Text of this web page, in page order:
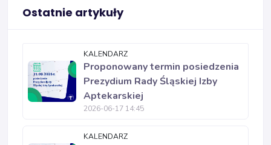
Ostatnie artykuły
KALENDARZ
Proponowany termin posiedzenia
Prezydium Rady Śląskiej Izby
Aptekarskiej
2026-06-17 14:45
KALENDARZ